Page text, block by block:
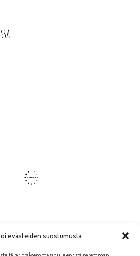
evästeiden suostumusta